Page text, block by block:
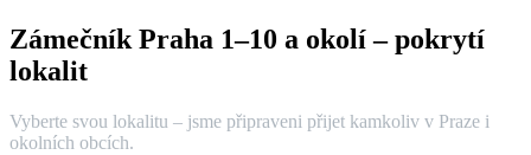
Zámečník Praha 1–10 a okolí – pokrytí
lokalit
Vyberte svou lokalitu – jsme připraveni přijet kamkoliv v Praze i
okolních obcích.